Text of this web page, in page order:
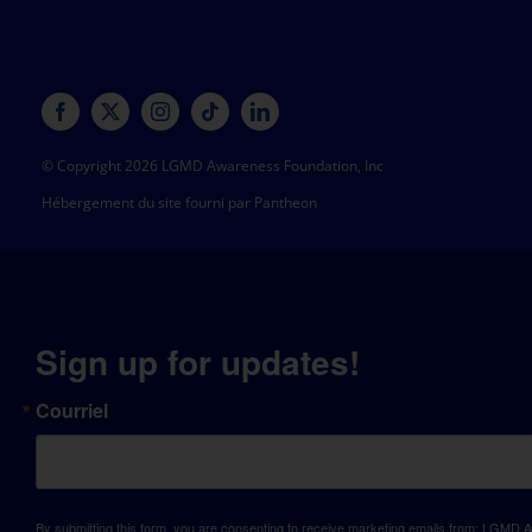
© Copyright 2026 LGMD Awareness Foundation, Inc
Hébergement du site fourni par Pantheon
Sign up for updates!
Courriel
By submitting this form, you are consenting to receive marketing emails from: LGMD